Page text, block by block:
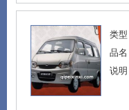
类
品
说